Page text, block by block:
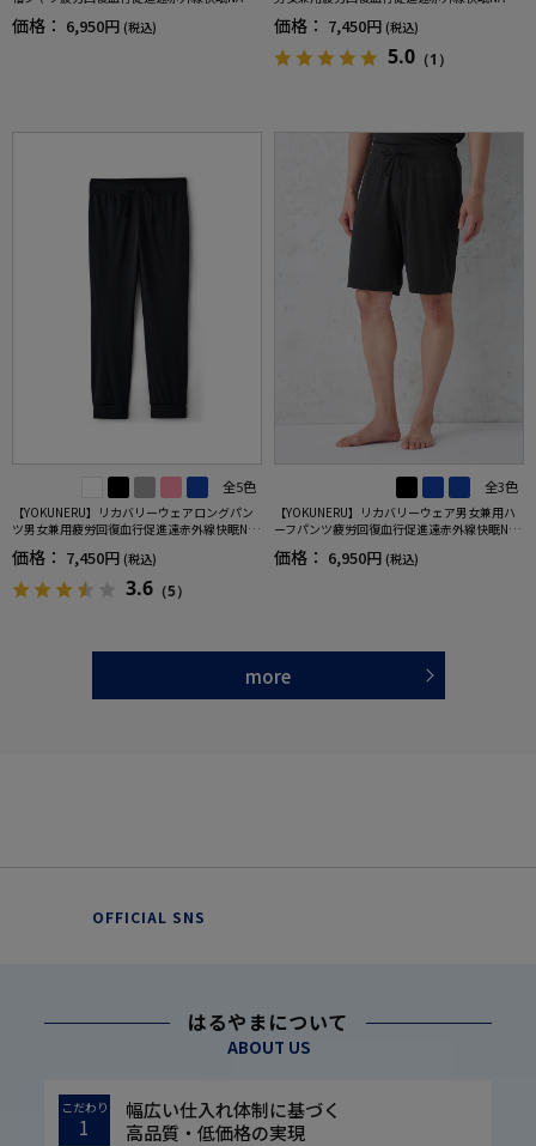
MIX(R)【一般医療機器】SS～LLサイズ
価格： 6,950円 (税込)
MIX(R)【一般医療機器】SS～LLサイズ
価格： 7,450円 (税込)
5.0 （1）
全5色
【YOKUNERU】リカバリーウェアロングパン
ツ男女兼用疲労回復血行促進遠赤外線快眠NA
NOMIX(R)【一般医療機器】SS～LLサイズ
価格： 7,450円 (税込)
3.6 （5）
全3色
【YOKUNERU】リカバリーウェア男女兼用ハ
ーフパンツ疲労回復血行促進遠赤外線快眠NA
NOMIX(R)【一般医療機器】SS～LLサイズ
価格： 6,950円 (税込)
more
OFFICIAL SNS
はるやまについて
ABOUT US
こだわり
1
幅広い仕入れ体制に基づく
高品質・低価格の実現